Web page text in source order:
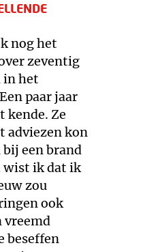
nog het
zeventig
in het
paar jaar
kende. Ze
adviezen kon
een brand
wist ik dat ik
zou
ook
vreemd
beseffen